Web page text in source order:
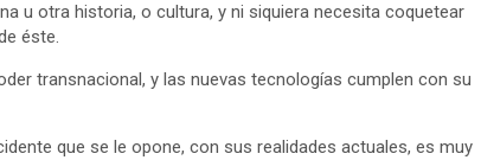
u otra historia, o cultura, y ni siquiera necesita coquetear
éste.
transnacional, y las nuevas tecnologías cumplen con su
que se le opone, con sus realidades actuales, es muy